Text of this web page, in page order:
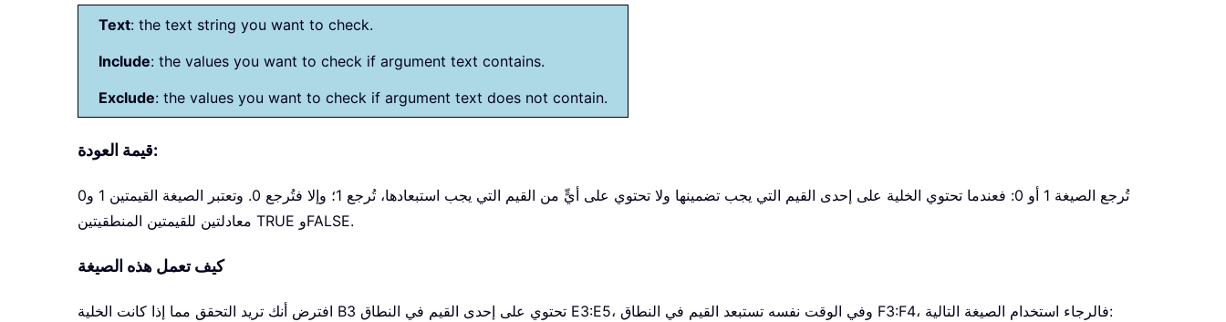
Text: the text string you want to check.
Include: the values you want to check if argument text contains.
Exclude: the values you want to check if argument text does not contain.
قيمة العودة:
تُرجع الصيغة 1 أو 0: فعندما تحتوي الخلية على إحدى القيم التي يجب تضمينها ولا تحتوي على أيٍّ من القيم التي يجب استبعادها، تُرجع 1؛ وإلا فتُرجع 0. وتعتبر الصيغة القيمتين 1 و0
معادلتين للقيمتين المنطقيتين TRUE وFALSE.
كيف تعمل هذه الصيغة
افترض أنك تريد التحقق مما إذا كانت الخلية B3 تحتوي على إحدى القيم في النطاق E3:E5، وفي الوقت نفسه تستبعد القيم في النطاق F3:F4، فالرجاء استخدام الصيغة التالية: